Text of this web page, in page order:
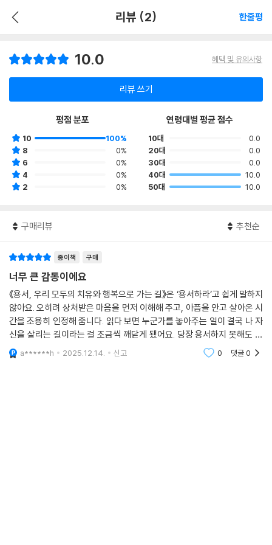
리뷰 (2) 한줄평
10.0 혜택 및 유의사항
리뷰 쓰기
평점 분포
10
100%
8
0%
6
0%
4
0%
2
0%
연령대별 평균 점수
10대
0.0
20대
0.0
30대
0.0
40대
10.0
50대
10.0
구매리뷰 추천순
종이책 구매
너무 큰 감동이에요
《용서, 우리 모두의 치유와 행복으로 가는 길》은 ‘용서하라’고 쉽게 말하지
않아요. 오히려 상처받은 마음을 먼저 이해해 주고, 아픔을 안고 살아온 시
간을 조용히 인정해 줍니다. 읽다 보면 누군가를 놓아주는 일이 결국 나 자
신을 살리는 길이라는 걸 조금씩 깨닫게 됐어요. 당장 용서하지 못해도 괜
찮다고, 천천히 가도 된다고 말해주는 따뜻한 책입니다.
a******h 2025.12.14. 신고 0 댓글0